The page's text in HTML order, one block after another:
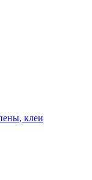
клеи